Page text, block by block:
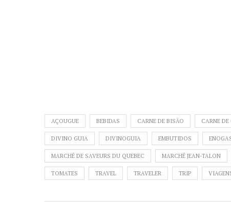
AÇOUGUE BEBIDAS CARNE DE BISÃO CARNE
DIVINO GUIA DIVINOGUIA EMBUTIDOS
MARCHÉ DE SAVEURS DU QUEBEC MARCHÉ JEAN-TALON
TOMATES TRAVEL TRAVELER TRIP